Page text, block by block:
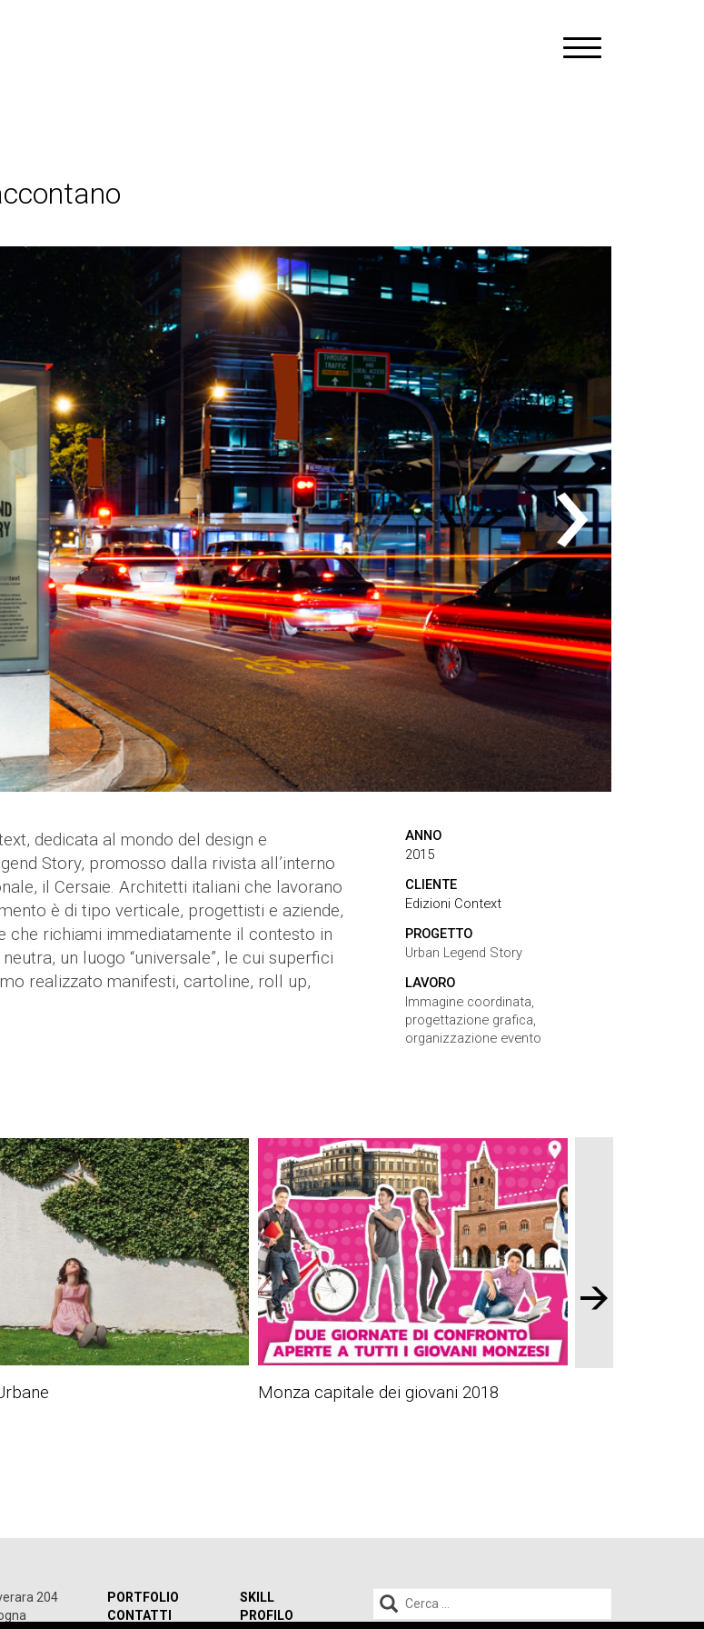
dedicata al mondo del design e
Story, promosso dalla rivista all’interno
il Cersaie. Architetti italiani che lavorano
è di tipo verticale, progettisti e aziende,
che richiami immediatamente il contesto in
un luogo “universale”, le cui superfici
realizzato manifesti, cartoline, roll up,
ANNO
2015
CLIENTE
Edizioni Context
PROGETTO
Urban Legend Story
LAVORO
Immagine coordinata,
progettazione grafica,
organizzazione evento
Monza capitale dei giovani 2018
204
PORTFOLIO
SKILL
CONTATTI
PROFILO
Ricerca
per: